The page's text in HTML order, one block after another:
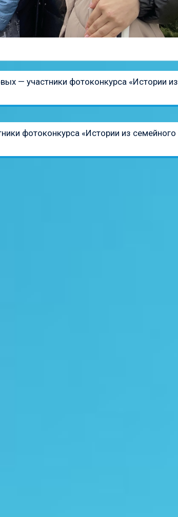
— участники фотоконкурса «Истории из
фотоконкурса «Истории из семейного